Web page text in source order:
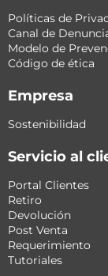
Políticas de
Canal de
Modelo de
Código de ética
Empresa
Sostenibilidad
Servicio al
Portal Clientes
Retiro
Devolución
Post Venta
Requerimiento
Tutoriales